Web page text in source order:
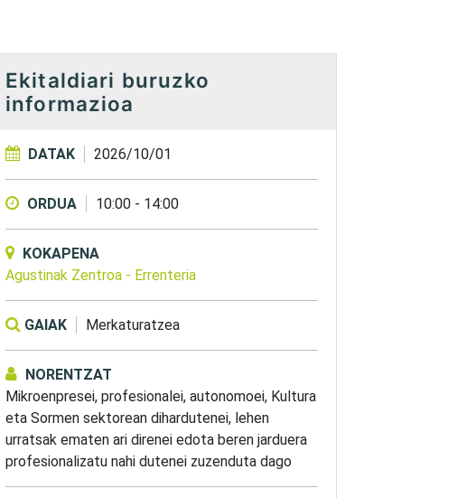
Ekitaldiari buruzko
informazioa
DATAK 2026/10/01
ORDUA 10:00 - 14:00
KOKAPENA
Agustinak Zentroa - Errenteria
GAIAK Merkaturatzea
NORENTZAT
Mikroenpresei, profesionalei, autonomoei, Kultura
eta Sormen sektorean dihardutenei, lehen
urratsak ematen ari direnei edota beren jarduera
profesionalizatu nahi dutenei zuzenduta dago